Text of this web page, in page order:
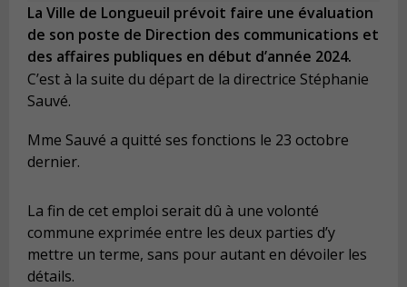
La Ville de Longueuil prévoit faire une évaluation
de son poste de Direction des communications et
des affaires publiques en début d’année 2024.
C’est à la suite du départ de la directrice Stéphanie
Sauvé.
Mme Sauvé a quitté ses fonctions le 23 octobre
dernier.
La fin de cet emploi serait dû à une volonté
commune exprimée entre les deux parties d’y
mettre un terme, sans pour autant en dévoiler les
détails.